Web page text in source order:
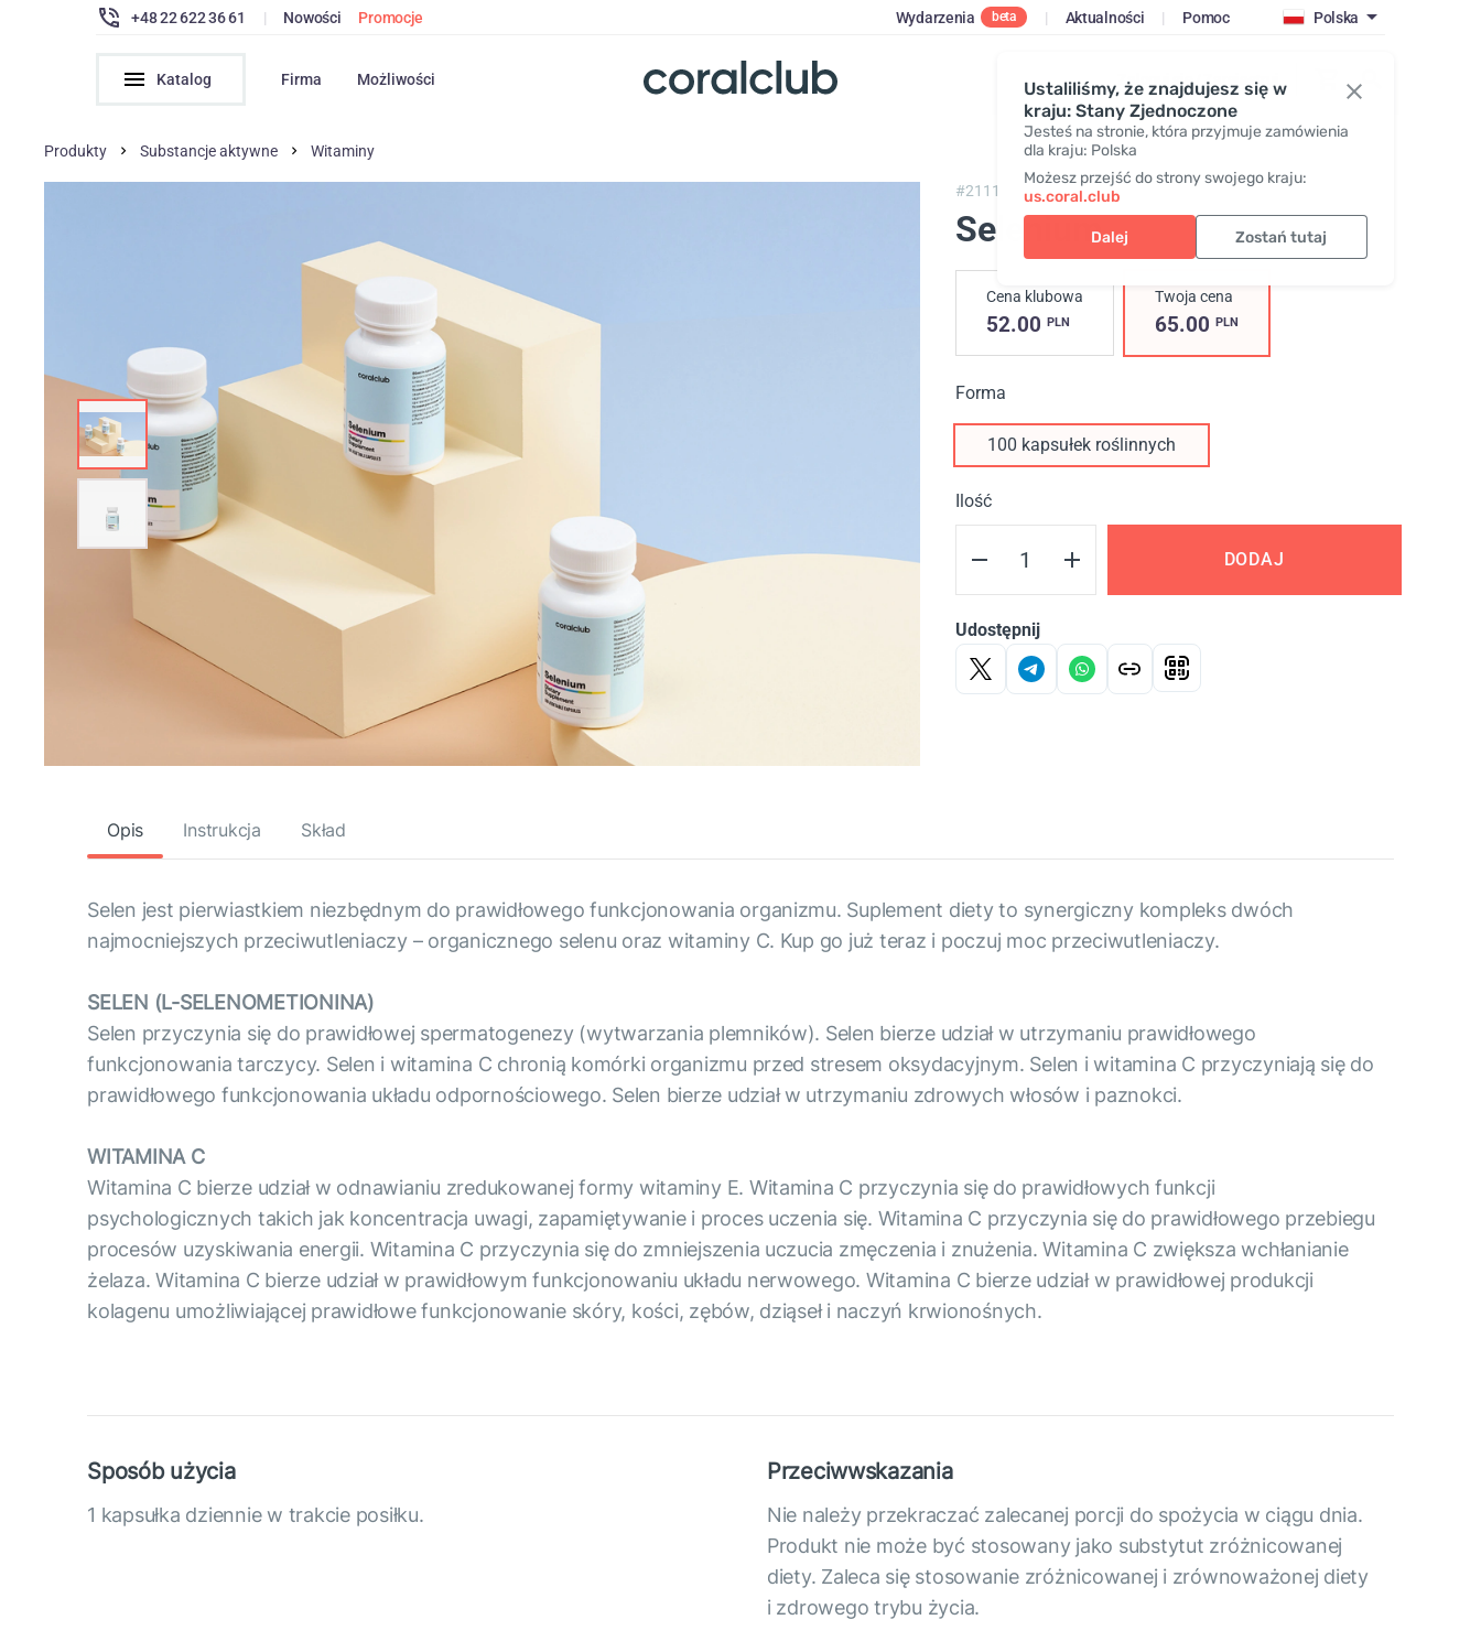
Ustaliliśmy, że znajdujesz się w
kraju: Stany Zjednoczone
Jesteś na stronie, która przyjmuje zamówienia
dla kraju: Polska
Możesz przejść do strony swojego kraju:
us.coral.club
Dalej Zostań tutaj
+48 22 622 36 61 | Nowości Promocje Wydarzenia beta | Aktualności | Pomoc Polska
Katalog Firma Możliwości Zaloguj się / Zarejestruj
Produkty Substancje aktywne Witaminy
#2111, Selenium
Selenium
Cena klubowa
52.00 PLN
Twoja cena
65.00 PLN
Forma
100 kapsułek roślinnych
Ilość
DODAJ
Udostępnij
Opis Instrukcja Skład
Selen jest pierwiastkiem niezbędnym do prawidłowego funkcjonowania organizmu. Suplement diety to synergiczny kompleks dwóch
najmocniejszych przeciwutleniaczy – organicznego selenu oraz witaminy C. Kup go już teraz i poczuj moc przeciwutleniaczy.
SELEN (L-SELENOMETIONINA)
Selen przyczynia się do prawidłowej spermatogenezy (wytwarzania plemników). Selen bierze udział w utrzymaniu prawidłowego
funkcjonowania tarczycy. Selen i witamina C chronią komórki organizmu przed stresem oksydacyjnym. Selen i witamina C przyczyniają się do
prawidłowego funkcjonowania układu odpornościowego. Selen bierze udział w utrzymaniu zdrowych włosów i paznokci.
WITAMINA C
Witamina C bierze udział w odnawianiu zredukowanej formy witaminy E. Witamina C przyczynia się do prawidłowych funkcji
psychologicznych takich jak koncentracja uwagi, zapamiętywanie i proces uczenia się. Witamina C przyczynia się do prawidłowego przebiegu
procesów uzyskiwania energii. Witamina C przyczynia się do zmniejszenia uczucia zmęczenia i znużenia. Witamina C zwiększa wchłanianie
żelaza. Witamina C bierze udział w prawidłowym funkcjonowaniu układu nerwowego. Witamina C bierze udział w prawidłowej produkcji
kolagenu umożliwiającej prawidłowe funkcjonowanie skóry, kości, zębów, dziąseł i naczyń krwionośnych.
Sposób użycia
1 kapsułka dziennie w trakcie posiłku.
Przeciwwskazania
Nie należy przekraczać zalecanej porcji do spożycia w ciągu dnia.
Produkt nie może być stosowany jako substytut zróżnicowanej
diety. Zaleca się stosowanie zróżnicowanej i zrównoważonej diety
i zdrowego trybu życia.